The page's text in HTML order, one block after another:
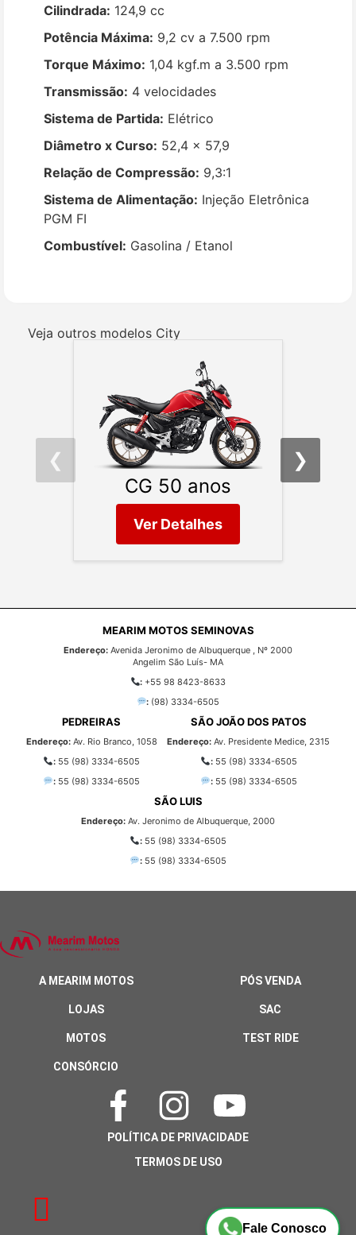
Cilindrada: 124,9 cc
Potência Máxima: 9,2 cv a 7.500 rpm
Torque Máximo: 1,04 kgf.m a 3.500 rpm
Transmissão: 4 velocidades
Sistema de Partida: Elétrico
Diâmetro x Curso: 52,4 x 57,9
Relação de Compressão: 9,3:1
Sistema de Alimentação: Injeção Eletrônica
PGM FI
Combustível: Gasolina / Etanol
Veja outros modelos City
CG 50 anos
Ver Detalhes
❮ ❯
Fale Conosco
MEARIM MOTOS SEMINOVAS
Endereço: Avenida Jeronimo de Albuquerque , Nº 2000
Angelim São Luís- MA
: +55 98 8423-8633
: (98) 3334-6505
PEDREIRAS
Endereço:Av. Rio Branco, 1058
:55 (98) 3334-6505
:55 (98) 3334-6505
SÃO JOÃO DOS PATOS
Endereço: Av. Presidente Medice, 2315
:55 (98) 3334-6505
:55 (98) 3334-6505
SÃO LUIS
Endereço: Av. Jeronimo de Albuquerque, 2000
:55 (98) 3334-6505
:55 (98) 3334-6505
A MEARIM MOTOS
LOJAS
MOTOS
CONSÓRCIO
PÓS VENDA
SAC
TEST RIDE
POLÍTICA DE PRIVACIDADE
TERMOS DE USO